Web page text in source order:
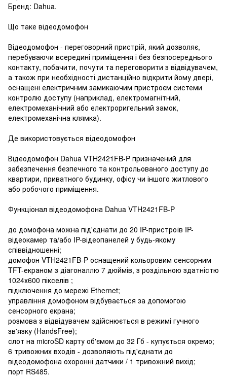
Бренд: Dahua.
Що таке відеодомофон
Відеодомофон - переговорний пристрій, який дозволяє,
перебуваючи всередині приміщення і без безпосереднього
контакту, побачити, почути та переговорити з відвідувачем,
а також при необхідності дистанційно відкрити йому двері,
оснащені електричним замикаючим пристроєм системи
контролю доступу (наприклад, електромагнітний,
електромеханічний або електроригельний замок,
електромеханічна клямка).
Де використовується відеодомофон
Відеодомофон Dahua VTH2421FB-P призначений для
забезпечення безпечного та контрольованого доступу до
квартири, приватного будинку, офісу чи іншого житлового
або робочого приміщення.
Функціонал відеодомофона Dahua VTH2421FB-P
до домофона можна під'єднати до 20 IP-пристроїв IP-
відеокамер та/або IP-відеопанелей у будь-якому
співвідношенні;
домофон VTH2421FB-P оснащений кольоровим сенсорним
TFT-екраном з діагоналлю 7 дюймів, з роздільною здатністю
1024х600 пікселів ;
підключення до мережі Ethernet;
управління домофоном відбувається за допомогою
сенсорного екрана;
розмова з відвідувачем здійснюється в режимі гучного
зв'язку (HandsFree);
слот на microSD карту об'ємом до 32 Гб - купується окремо;
6 тривожних входів - дозволяють під'єднати до
відеодомофона охоронні датчики / 1 тривожний вихід;
порт RS485.